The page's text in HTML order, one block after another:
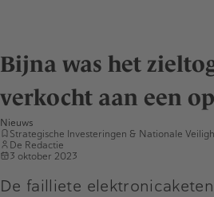
Bijna was het
verkocht aan een
Nieuws
Strategische Investeringen & Nationale
De Redactie
3 oktober 2023
De failliete